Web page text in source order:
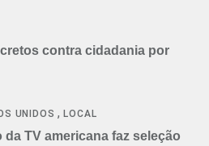
contra cidadania por
UNIDOS ,LOCAL
TV americana faz seleção